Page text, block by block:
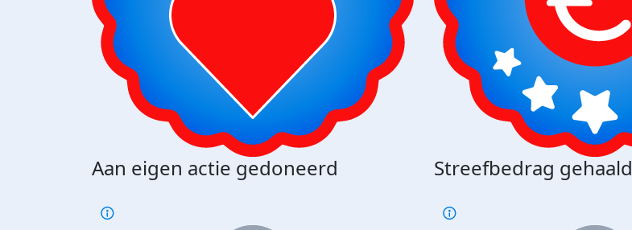
Aan eigen actie gedoneerd Streefbedrag gehaald